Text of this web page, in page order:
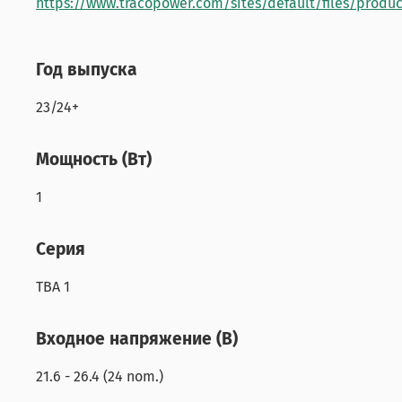
https://www.tracopower.com/sites/default/files/
Год выпуска
23/24+
Мощность (Вт)
1
Серия
TBA 1
Входное напряжение (В)
21.6 - 26.4 (24 nom.)